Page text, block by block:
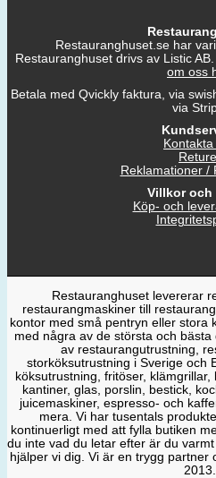
Restauranghuset.se har
Restauranghuset drivs av Listic
om oss
Betala med Qvickly faktura, via
via
Reklamationer /
Villkor och
Köp- och
Restauranghuset levererar
restaurangmaskiner till
kontor med små pentryn eller stora
med några av de största och
av restaurangutrustning,
storköksutrustning i Sverige och
köksutrustning, fritöser,
kantiner, glas, porslin, bestick,
juicemaskiner, espresso- och
mera. Vi har tusentals
kontinuerligt med att fylla butiken
du inte vad du letar efter är du
hjälper vi dig. Vi är en trygg partner
2013.